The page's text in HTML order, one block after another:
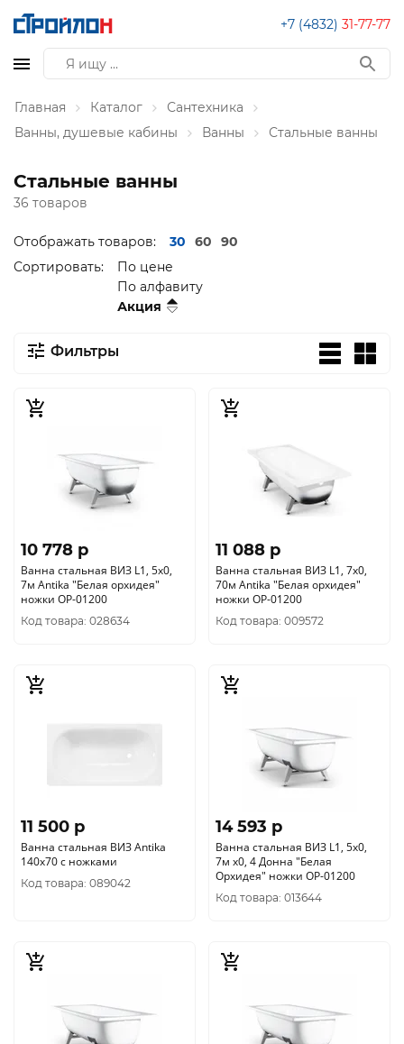
+7 (4832) 31-77-77
Главная Каталог
Сантехника
Ванны, душевые кабины
Ванны Стальные ванны
Стальные ванны
36 товаров
Отображать товаров: 30 60
90
Сортировать:
По цене
По алфавиту
Акция
Фильтры
10 778 p
Ванна стальная ВИЗ L1, 5х0,
7м Antika "Белая орхидея"
ножки ОР-01200
Код товара: 028634
11 088 p
Ванна стальная ВИЗ L1, 7х0,
70м Antika "Белая орхидея"
ножки ОР-01200
Код товара: 009572
11 500 p
Ванна стальная ВИЗ Antika
140x70 с ножками
Код товара: 089042
14 593 p
Ванна стальная ВИЗ L1, 5х0,
7м х0, 4 Донна "Белая
Орхидея" ножки ОР-01200
Код товара: 013644